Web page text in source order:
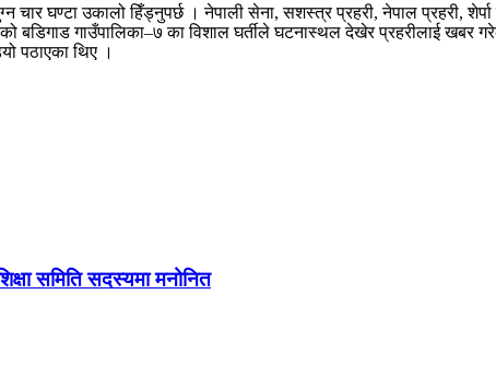
घण्टा उकालो हिँड्नुपर्छ । नेपाली सेना, सशस्त्र प्रहरी, नेपाल प्रहरी,
बडिगाड गाउँपालिका–७ का विशाल घर्तीले घटनास्थल देखेर प्रहरीलाई
पठाएका थिए ।
समिति सदस्यमा मनोनित